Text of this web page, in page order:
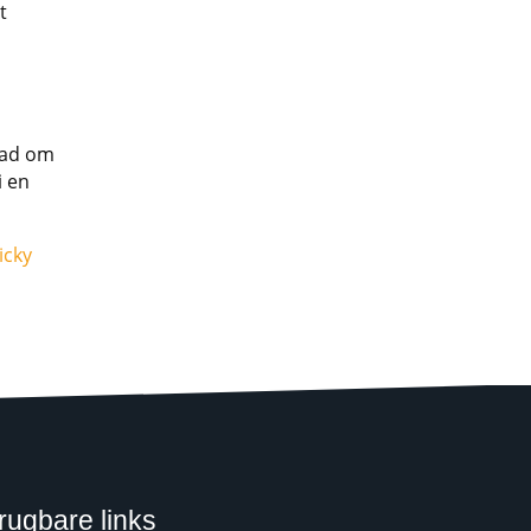
om
en
links